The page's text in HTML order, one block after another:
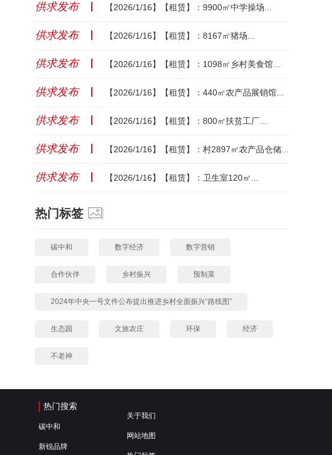
供求发布 【2026/1/16】【租赁】：9900㎡中学操场...
供求发布 【2026/1/16】【租赁】：8167㎡猪场...
供求发布 【2026/1/16】【租赁】：1098㎡乡村美食馆...
供求发布 【2026/1/16】【租赁】：440㎡农产品展销馆...
供求发布 【2026/1/16】【租赁】：800㎡扶贫工厂...
供求发布 【2026/1/16】【租赁】：村2897㎡农产品仓储...
供求发布 【2026/1/16】【租赁】：卫生室120㎡...
热门标签
碳中和 数字经济 数字营销
合作伙伴 乡村振兴 预制菜
2024年中央一号文件公布提出推进乡村全面振兴“路线图”
生态园 文旅农庄 环保 经济
不老神
热门搜索
碳中和
新锐品牌
关于我们
网站地图